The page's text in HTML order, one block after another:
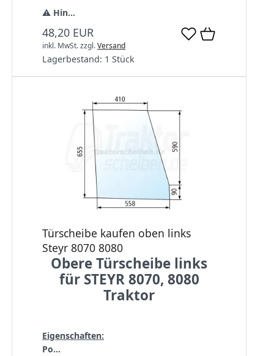
⚠️ Hin...
48,20 EUR
inkl. MwSt.zzgl.Versand
Lagerbestand: 1 Stück
Türscheibe kaufen oben links
Steyr 8070 8080
Obere Türscheibe links
für STEYR 8070, 8080
Traktor
Eigenschaften:
Po...